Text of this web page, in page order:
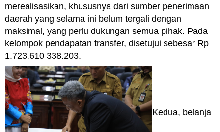
merealisasikan, khususnya dari sumber penerimaan
daerah yang selama ini belum tergali dengan
maksimal, yang perlu dukungan semua pihak. Pada
kelompok pendapatan transfer, disetujui sebesar Rp
1.723.610 338.203.
Kedua, belanja